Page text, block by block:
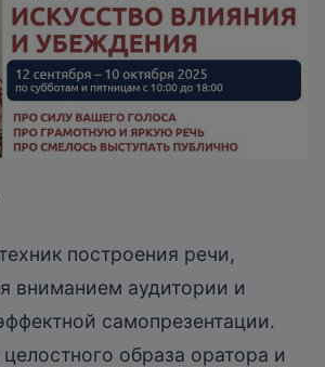
построения речи,
вниманием аудитории и
самопрезентации.
образа оратора и